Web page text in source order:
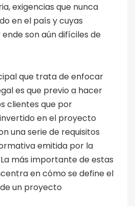
exigencias que nunca
en el país y cuyas
son aún difíciles de
que trata de enfocar
es que previo a hacer
clientes que por
en el proyecto
una serie de requisitos
emitida por la
más importante de estas
en cómo se define el
un proyecto